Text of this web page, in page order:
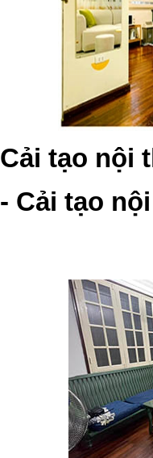
Cải tạo nội
- Cải tạo